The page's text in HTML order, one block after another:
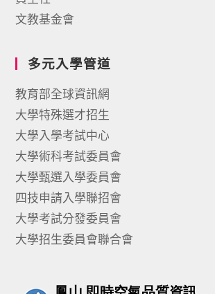
文教基金會
多元入學管道
教育部全球資訊網
大學特殊選才招生
大學入學考試中心
大學術科考試委員會
大學甄選入學委員會
四技申請入學聯招會
大學考試分發委員會
大學招生委員會聯合會